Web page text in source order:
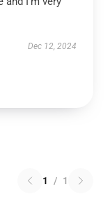
Dec 12, 2024
1 / 1